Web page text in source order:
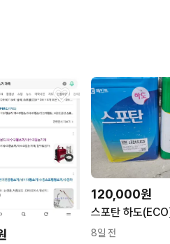
120,000원
8일 전